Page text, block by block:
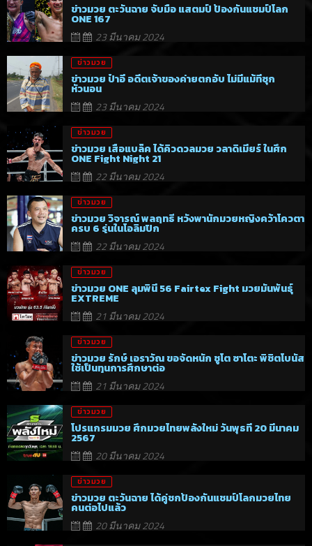
ข่าวมวย ตะวันฉาย จับมือ แสตมป์ ป้องกันแชมป์โลก
ONE 167
23 มีนาคม 2024
ข่าวมวย
ข่าวมวย ป๋าอี อดีตเจ้าของค่ายตกอับ ไม่มีแม้ที่ซุก
หัวนอน
23 มีนาคม 2024
ข่าวมวย
ข่าวมวย เสือแบล็ค ได้คิวดวลมวย วลาดิเมียร์ ในศึก
ONE Fight Night 21
22 มีนาคม 2024
ข่าวมวย
ข่าวมวย วิจารณ์ พลฤทธิ์ หวังพานักมวยหญิงคว้าโควตา
ครบ 6 รุ่นในโอลิมปิก
22 มีนาคม 2024
ข่าวมวย
ข่าวมวย ONE ลุมพินี 56 Fairtex Fight มวยมันพันธุ์
EXTREME
21 มีนาคม 2024
ข่าวมวย
ข่าวมวย รักษ์ เอราวัณ ขอจัดหนัก ชูโต ซาโตะ พิชิตโบนัส
ใช้เป็นทุนการศึกษาต่อ
21 มีนาคม 2024
ข่าวมวย
โปรแกรมมวย ศึกมวยไทยพลังใหม่ วันพุธที่ 20 มีนาคม
2567
20 มีนาคม 2024
ข่าวมวย
ข่าวมวย ตะวันฉาย ได้คู่ชกป้องกันแชมป์โลกมวยไทย
คนต่อไปแล้ว
20 มีนาคม 2024